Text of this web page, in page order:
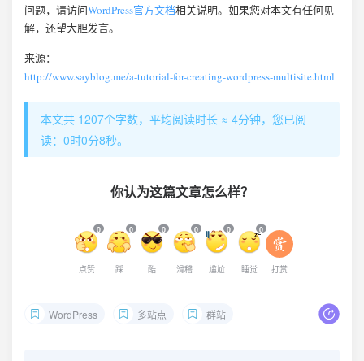
问题，请访问WordPress官方文档相关说明。如果您对本文有任何见
解，还望大胆发言。
来源：
http://www.sayblog.me/a-tutorial-for-creating-wordpress-multisite.html
本文共 1207个字数，平均阅读时长 ≈ 4分钟，您已阅
读：0时0分8秒。
你认为这篇文章怎么样？
0
点赞
0
踩
0
酷
0
滑稽
0
尴尬
0
睡觉 打赏
WordPress 多站点 群站